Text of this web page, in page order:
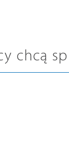
chcą